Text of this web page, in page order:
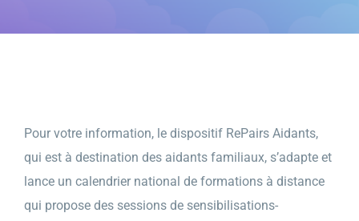
Pour votre information, le dispositif RePairs Aidants,
qui est à destination des aidants familiaux, s’adapte et
lance un calendrier national de formations à distance
qui propose des sessions de sensibilisations-